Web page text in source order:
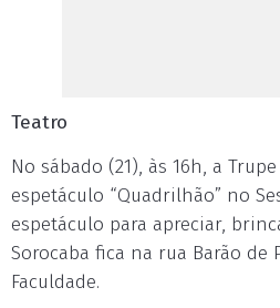
Teatro
No sábado (21), às 16h, a
espetáculo “Quadrilhão” no
espetáculo para apreciar,
Sorocaba fica na rua Barão de
Faculdade.